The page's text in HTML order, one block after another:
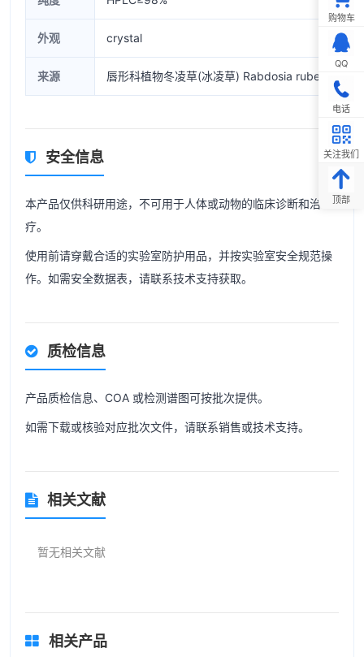
外观 crystal
来源 唇形科植物冬凌草(冰凌草) Rabdosia
安全信息
本产品仅供科研用途，不可用于人体或动物的临床诊断和治
疗。
使用前请穿戴合适的实验室防护用品，并按实验室安全规范操
作。如需安全数据表，请联系技术支持获取。
质检信息
产品质检信息、COA 或检测谱图可按批次提供。
如需下载或核验对应批次文件，请联系销售或技术支持。
相关文献
暂无相关文献
相关产品
购物车
QQ
电话
关注我们
顶部